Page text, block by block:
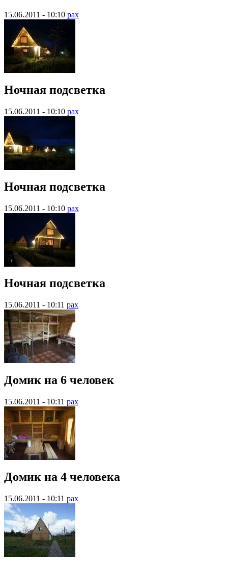
15.06.2011 - 10:10 pax
Ночная подсветка
15.06.2011 - 10:10 pax
Ночная подсветка
15.06.2011 - 10:10 pax
Ночная подсветка
15.06.2011 - 10:11 pax
Домик на 6 человек
15.06.2011 - 10:11 pax
Домик на 4 человека
15.06.2011 - 10:11 pax